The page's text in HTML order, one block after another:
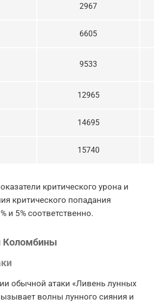
2967
6605
9533
12965
14695
15740
критического урона и
критического попадания
и 5% соответственно.
Коломбины
обычной атаки «Ливень лунных
волны лунного сияния и